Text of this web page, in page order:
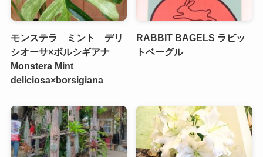
モンステラ ミント デリ
シオーサ×ボルシギアナ
Monstera Mint
deliciosa×borsigiana
RABBIT BAGELS ラビッ
トベーグル